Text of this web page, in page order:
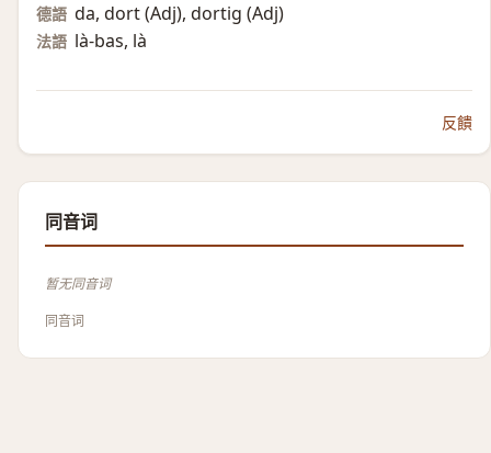
德語 da, dort (Adj)​, dortig (Adj)​
法語 là-bas, là
反饋
同音词
暂无同音词
同音词